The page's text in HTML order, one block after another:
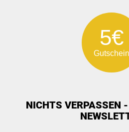
5€
Gutschein
NICHTS VERPASSEN